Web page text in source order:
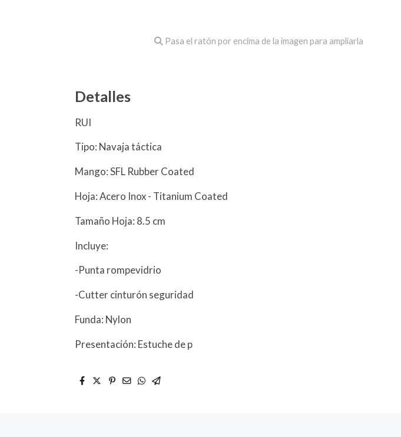
Pasa el ratón por encima de la imagen para ampliarla
Detalles
RUI
Tipo: Navaja táctica
Mango: SFL Rubber Coated
Hoja: Acero Inox - Titanium Coated
Tamaño Hoja: 8.5 cm
Incluye:
-Punta rompevidrio
-Cutter cinturón seguridad
Funda: Nylon
Presentación: Estuche de p